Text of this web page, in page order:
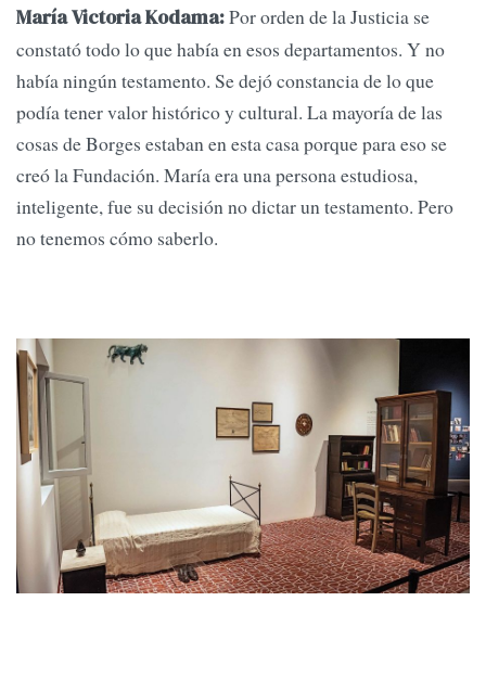
María Victoria Kodama:Por orden de la Justicia se
constató todo lo que había en esos departamentos. Y no
había ningún testamento. Se dejó constancia de lo que
podía tener valor histórico y cultural. La mayoría de las
cosas de Borges estaban en esta casa porque para eso se
creó la Fundación. María era una persona estudiosa,
inteligente, fue su decisión no dictar un testamento. Pero
no tenemos cómo saberlo.